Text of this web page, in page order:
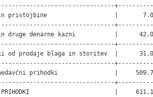
in pristojbine                   |
druge denarne kazni           |
od prodaje blaga in storitev  |
prihodki                |
PRIHODKI                        |